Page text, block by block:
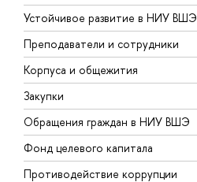
Устойчивое развитие в НИУ ВШЭ
Преподаватели и сотрудники
Корпуса и общежития
Закупки
Обращения граждан в НИУ ВШЭ
Фонд целевого капитала
Противодействие коррупции